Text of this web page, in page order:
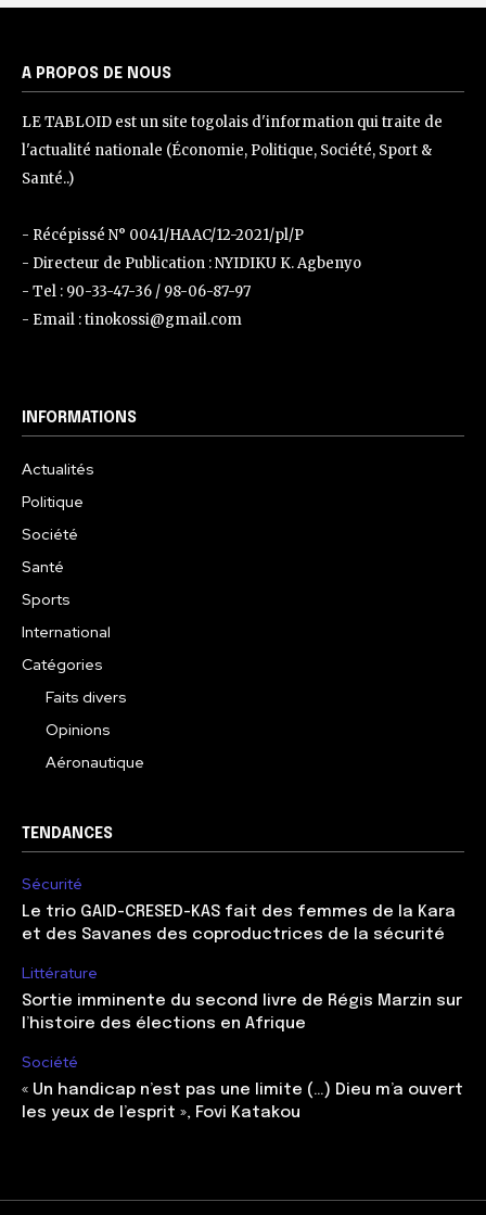
A PROPOS DE NOUS
LE TABLOID est un site togolais d'information qui traite de
l'actualité nationale (Économie, Politique, Société, Sport &
Santé..)
- Récépissé N° 0041/HAAC/12-2021/pl/P
- Directeur de Publication : NYIDIKU K. Agbenyo
- Tel : 90-33-47-36 / 98-06-87-97
- Email : tinokossi@gmail.com
INFORMATIONS
Actualités
Politique
Société
Santé
Sports
International
Catégories
Faits divers
Opinions
Aéronautique
TENDANCES
Sécurité
Le trio GAID-CRESED-KAS fait des femmes de la Kara
et des Savanes des coproductrices de la sécurité
Littérature
Sortie imminente du second livre de Régis Marzin sur
l’histoire des élections en Afrique
Société
« Un handicap n’est pas une limite (…) Dieu m’a ouvert
les yeux de l’esprit », Fovi Katakou